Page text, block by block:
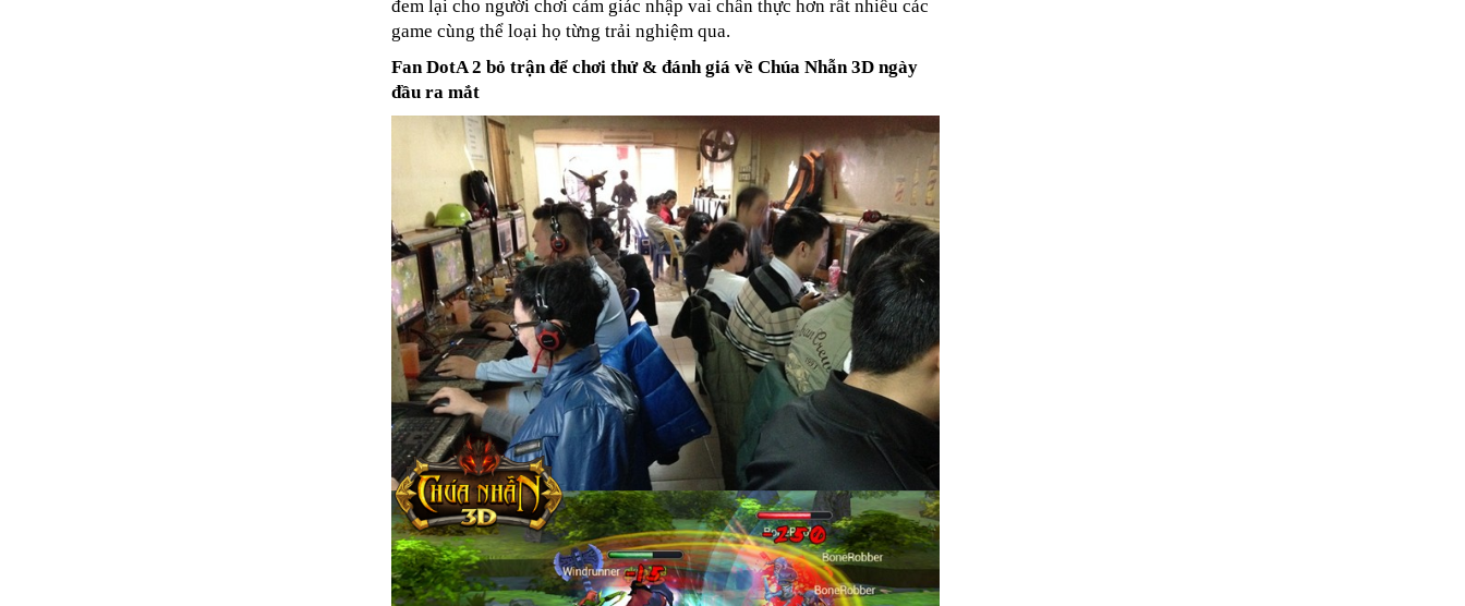
đem lại cho người chơi cảm giác nhập vai chân thực hơn rất nhiều các
game cùng thể loại họ từng trải nghiệm qua.
Fan DotA 2 bỏ trận để chơi thử & đánh giá về Chúa Nhẫn 3D ngày
đầu ra mắt